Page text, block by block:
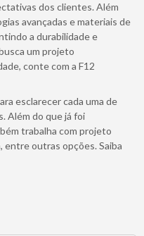
dos clientes. Além
avançadas e materiais de
a durabilidade e
um projeto
conte com a F12
esclarecer cada uma de
Além do que já foi
trabalha com projeto
outras opções. Saiba